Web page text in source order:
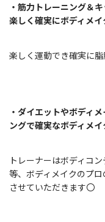
・筋力トレーニング＆
楽しく確実にボディメイ
楽しく運動でき確実に脂
・ ダイエットやボディ
ングで確実なボディメイ
トレーナーはボディコ
等、ボディメイクのプ
させていただきます〇